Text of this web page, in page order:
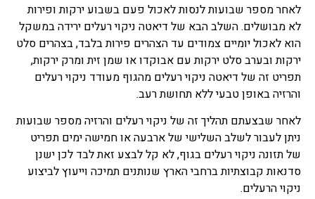
כל השיטות של טיפול
בתמציות פרחים או טיפות
שמהם מושתתת הנחת היסוד
שלכל מחלה קיים המקור
הנפשי וכל שינוי בו חשוב לא
פחות מהרובד הרפואי, טיפול
בפרחי באך או יותר נכון, לרוב
באך ולפעמים ניתן גם לומר
בפרחי באך תמציות נועד
לטפל בעיקר בבעיות קשב
וריכוז, היפר אקטיביות, מתחים
לאחר מספר שבועות לנסות לאכול פעם בשבוע ירקות ופירות
לא מבושלים. השלב הבא של דיאטה ניקוי רעלים ירידה במשקל
הוא לאכול יומיים צמודים עד הצהרים פירות בלבד, בצהרים סלט
ירקות ובערב סלט ירקות עם אבוקדו או שמן זית ומרק ירקות,
תפריט זה של דיאטה ניקוי רעלים מהגוף מעודד ניקוי רעלים
והרזיה באופן טבעי ללא תחושת רעב.
לאחר שבצעתם תהליך זה של ניקוי רעלים והרזיה מספר שבועות
ניתן לעבור לשלב השלישי של ארבעה או חמישה ימים תפריט
של תזונה ניקוי רעלים בגוף, לא קל לבצע זאת לבד לכן ישנן
סדנאות קבוצתיות ברחבי הארץ שנותנים תמיכה וייעוץ לביצוע
ניקוי הרעלים.